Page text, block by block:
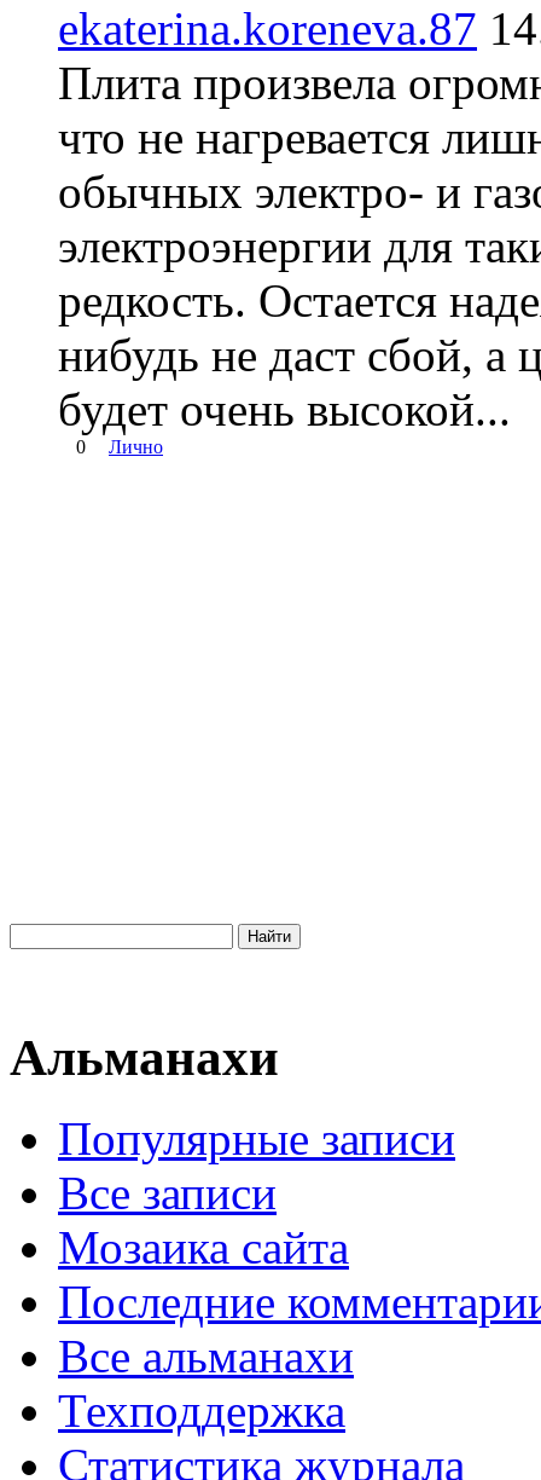
ekaterina.koreneva.87
Плита произвела
что не нагревается
обычных электро- и
электроэнергии для
редкость. Остается
нибудь не даст сбой, а
будет очень высокой...
0 Лично
Альманахи
Популярные записи
Все записи
Мозаика сайта
Последние
Все альманахи
Техподдержка
Статистика журнала